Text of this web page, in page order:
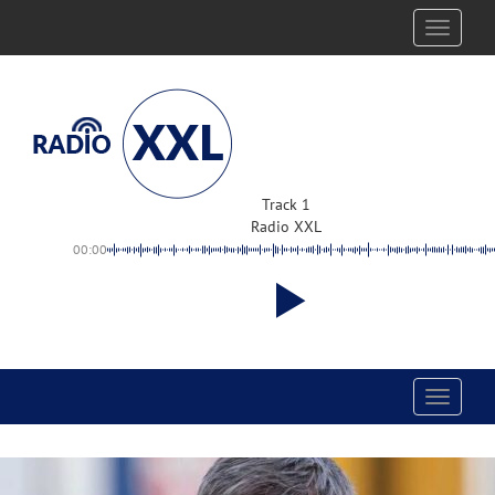
Toggle
Track 1
Radio XXL
00:00
Toggle